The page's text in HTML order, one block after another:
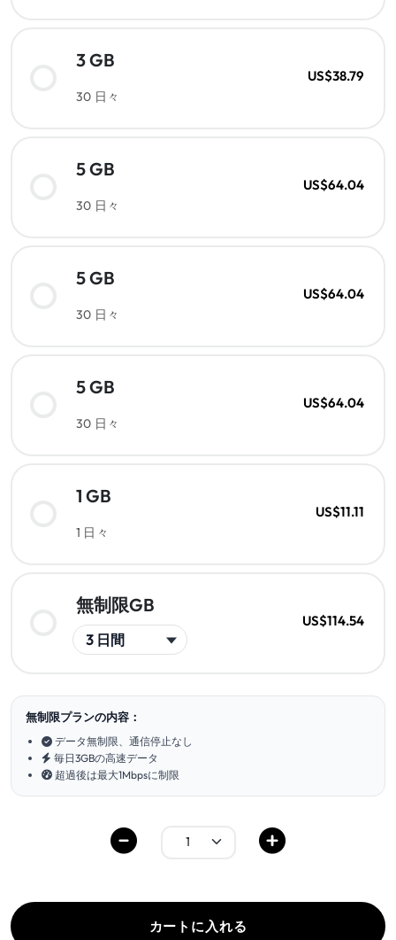
3 GB
30 日々
US$38.79
5 GB
30 日々
US$64.04
5 GB
30 日々
US$64.04
5 GB
30 日々
US$64.04
1 GB
1 日々
US$11.11
無制限GB
US$114.54
無制限プランの内容：
データ無制限、通信停止なし
毎日3GBの高速データ
超過後は最大1Mbpsに制限
カートに入れる